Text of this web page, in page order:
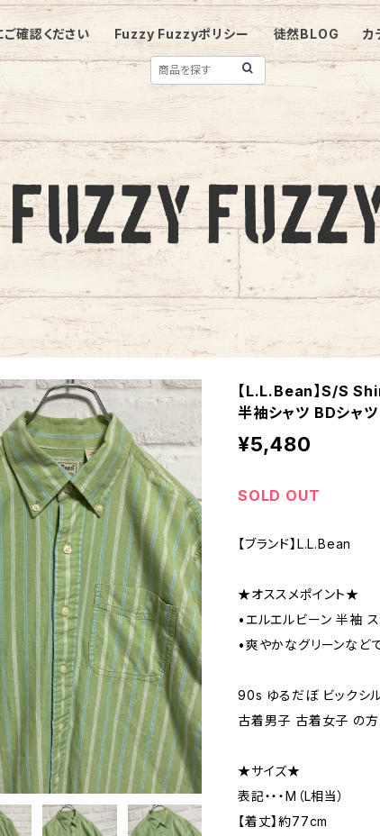
確認ください Fuzzy Fuzzyポリシー 徒然BLOG カ
【L.L.Bean】S/S
半袖シャツ BDシャ
¥5,480
SOLD OUT
【ブランド】L.L.Bean
★オススメポイント★
•エルエルビーン 半袖 ス
•爽やかなグリーンなど
90s ゆるだぼ ビックシ
古着男子 古着女子 の方
★サイズ★
表記・・・M（L相当）
【着丈】約77cm